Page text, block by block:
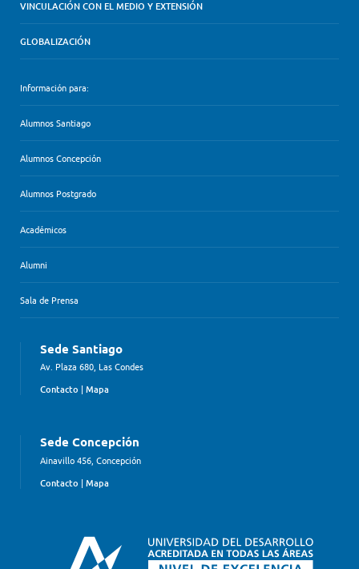
VINCULACIÓN CON EL MEDIO Y EXTENSIÓN
GLOBALIZACIÓN
Información para:
Alumnos Santiago
Alumnos Concepción
Alumnos Postgrado
Académicos
Alumni
Sala de Prensa
Sede Santiago
Av. Plaza 680, Las Condes
Contacto | Mapa
Sede Concepción
Ainavillo 456, Concepción
Contacto | Mapa